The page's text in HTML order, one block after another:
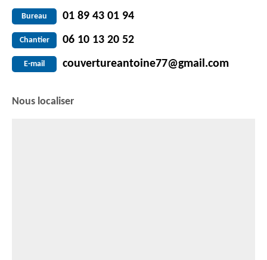
Bureau 01 89 43 01 94
Chantier 06 10 13 20 52
E-mail couvertureantoine77@gmail.com
Nous localiser